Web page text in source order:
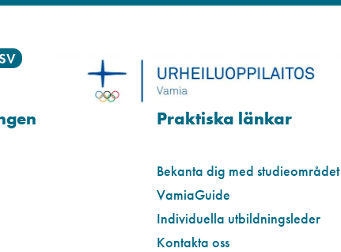
Praktiska länkar
Bekanta dig med studieområdet
VamiaGuide
Individuella utbildningsleder
Kontakta oss